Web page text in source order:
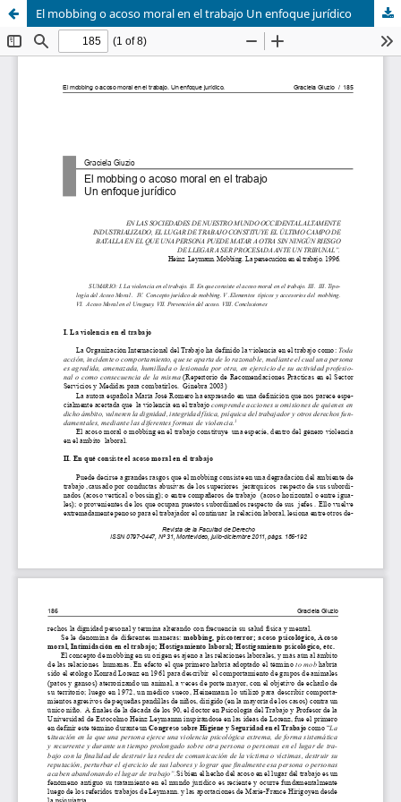
El mobbing o acoso moral en el trabajo Un enfoque jurídico